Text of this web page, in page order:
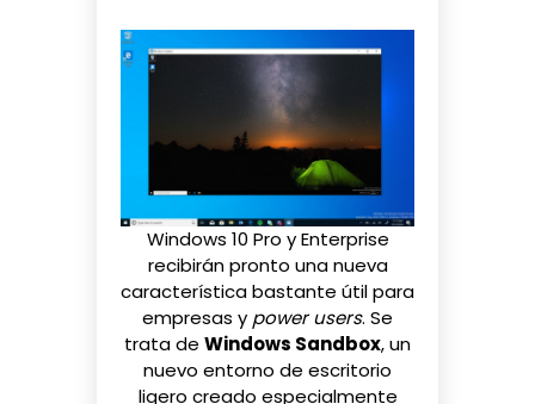
Windows 10 Pro y Enterprise
recibirán pronto una nueva
característica bastante útil para
empresas y power users. Se
trata de Windows Sandbox, un
nuevo entorno de escritorio
ligero creado especialmente